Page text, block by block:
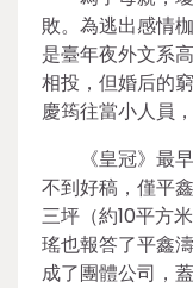
敗。為逃出感情
是臺年夜外文系
相投，但婚后的
慶筠往當小人員
《皇冠》最
不到好稿，僅平
三坪（約10平方
瑤也報答了平鑫
成了團體公司，